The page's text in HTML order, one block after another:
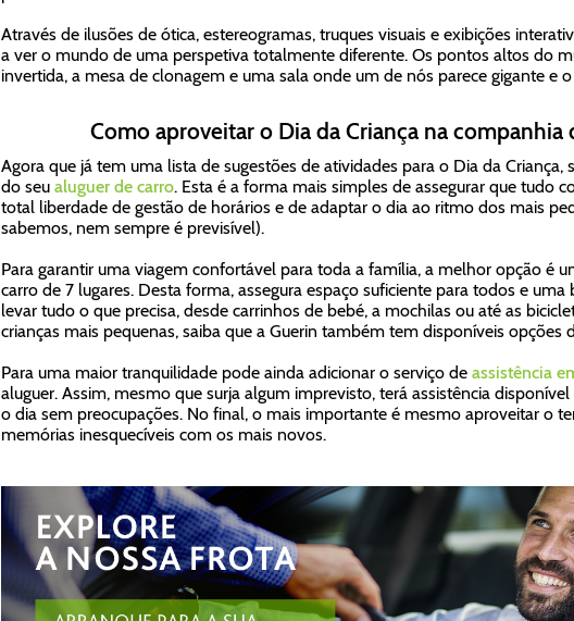
Através de ilusões de ótica, estereogramas, truques visuais e exibições
a ver o mundo de uma perspetiva totalmente diferente. Os pontos altos do
invertida, a mesa de clonagem e uma sala onde um de nós parece gigante e
Como aproveitar o Dia da Criança na companhia
Agora que já tem uma lista de sugestões de atividades para o Dia da
do seu aluguer de carro. Esta é a forma mais simples de assegurar que tudo
total liberdade de gestão de horários e de adaptar o dia ao ritmo dos mais
sabemos, nem sempre é previsível).
Para garantir uma viagem confortável para toda a família, a melhor opção é
carro de 7 lugares. Desta forma, assegura espaço suficiente para todos e uma
levar tudo o que precisa, desde carrinhos de bebé, a mochilas ou até as
crianças mais pequenas, saiba que a Guerin também tem disponíveis opções
Para uma maior tranquilidade pode ainda adicionar o serviço de assistência
aluguer. Assim, mesmo que surja algum imprevisto, terá assistência
o dia sem preocupações. No final, o mais importante é mesmo aproveitar o
memórias inesquecíveis com os mais novos.